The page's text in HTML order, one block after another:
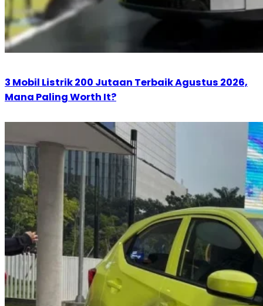
3 Mobil Listrik 200 Jutaan Terbaik Agustus 2026,
Mana Paling Worth It?